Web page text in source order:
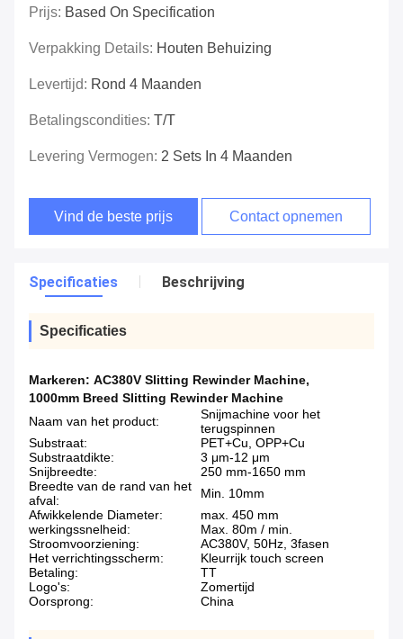
Prijs: Based On Specification
Verpakking Details: Houten Behuizing
Levertijd: Rond 4 Maanden
Betalingscondities: T/T
Levering Vermogen: 2 Sets In 4 Maanden
Vind de beste prijs Contact opnemen
Specificaties Beschrijving
Specificaties
Markeren: AC380V Slitting Rewinder Machine,
1000mm Breed Slitting Rewinder Machine
Naam van het product:
Snijmachine voor het
terugspinnen
Substraat:
PET+Cu, OPP+Cu
Substraatdikte:
3 μm-12 μm
Snijbreedte:
250 mm-1650 mm
Breedte van de rand van het
afval:
Min. 10mm
Afwikkelende Diameter:
max. 450 mm
werkingssnelheid:
Max. 80m / min.
Stroomvoorziening:
AC380V, 50Hz, 3fasen
Het verrichtingsscherm:
Kleurrijk touch screen
Betaling:
TT
Logo's:
Zomertijd
Oorsprong:
China